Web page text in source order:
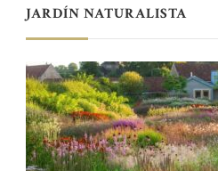
JARDÍN NATURALISTA